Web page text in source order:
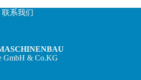
联系我们
GmbH & Co.KG